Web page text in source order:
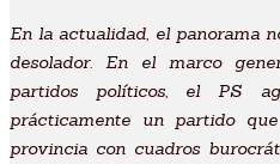
En la actualidad, el panorama
desolador. En el marco
partidos políticos, el PS
prácticamente un partido
provincia con cuadros